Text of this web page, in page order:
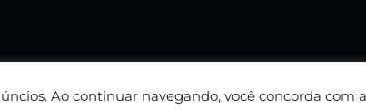
Ao continuar navegando, você concorda com